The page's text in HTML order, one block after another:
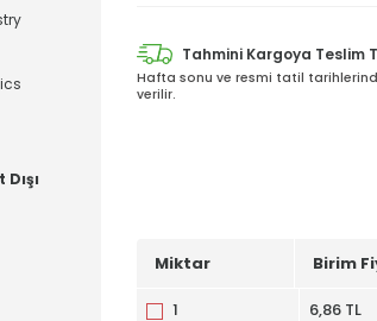
Tahmini Kargoya Teslim
Hafta sonu ve resmi tatil
verilir.
Miktar Birim
1 6,86 TL